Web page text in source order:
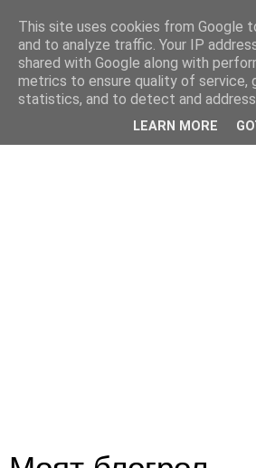
This site uses cookies from Google
and to analyze traffic. Your IP
shared with Google along with
metrics to ensure quality of service,
statistics, and to detect and address
LEARN MORE